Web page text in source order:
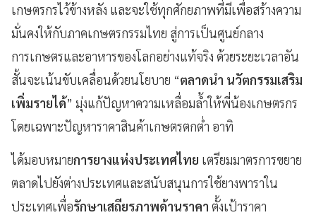
เกษตรกรไว้ข้างหลัง และจะใช้ทุกศักยภาพที่มีเพื่อสร้างความ
มั่นคงให้กับภาคเกษตรกรรมไทย สู่การเป็นศูนย์กลาง
การเกษตรและอาหารของโลกอย่างแท้จริง ด้วยระยะเวลาอัน
สั้นจะเน้นขับเคลื่อนด้วยนโยบาย “ตลาดนำ นวัตกรรมเสริม
เพิ่มรายได้” มุ่งแก้ปัญหาความเหลื่อมล้ำให้พี่น้องเกษตรกร
โดยเฉพาะปัญหาราคาสินค้าเกษตรตกต่ำ อาทิ
ได้มอบหมายการยางแห่งประเทศไทย เตรียมมาตรการขยาย
ตลาดไปยังต่างประเทศและสนับสนุนการใช้ยางพาราใน
ประเทศเพื่อรักษาเสถียรภาพด้านราคา ตั้งเป้าราคา